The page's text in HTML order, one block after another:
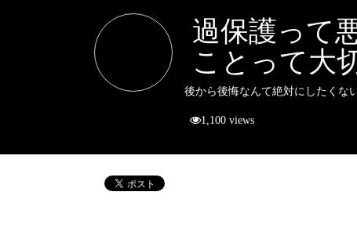
過保護って
ことって大
後から後悔なんて絶対にしたくな
1,100 views